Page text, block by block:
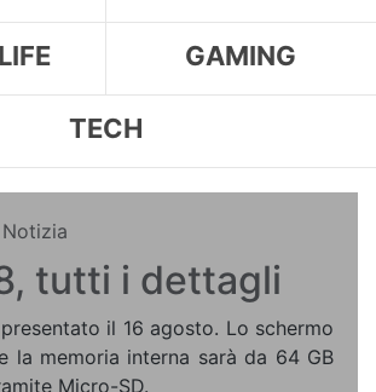
GAMING
TECH
tutti i dettagli
il 16 agosto. Lo schermo
la memoria interna sarà da 64 GB
Micro-SD.